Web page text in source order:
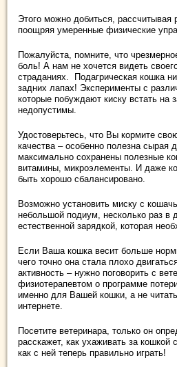
Этого можно добиться,
поощряя умеренные физические
Пожалуйста, помните, что
боль! А нам не хочется видеть
страданиях. Подагрическая кошка
задних лапах! Эксперименты с
которые побуждают киску встать на
недопустимы.
Удостоверьтесь, что Вы кормите
качества – особенно полезна сырая
максимально сохранены полезные
витамины, микроэлементы. И даже
быть хорошо сбалансировано.
Возможно установить миску с
небольшой подиум, несколько раз в
естественной зарядкой, которая
Если Ваша кошка весит больше
чего точно она стала плохо
активность – нужно поговорить с
физиотерапевтом о программе
именно для Вашей кошки, а не
интернете.
Посетите ветеринара, только он
расскажет, как ухаживать за кошкой
как с ней теперь правильно играть!